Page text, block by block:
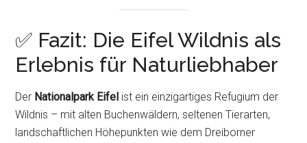
✅ Fazit: Die Eifel Wildnis als
Erlebnis für Naturliebhaber
Der Nationalpark Eifel ist ein einzigartiges Refugium der
Wildnis – mit alten Buchenwäldern, seltenen Tierarten,
landschaftlichen Höhepunkten wie dem Dreiborner